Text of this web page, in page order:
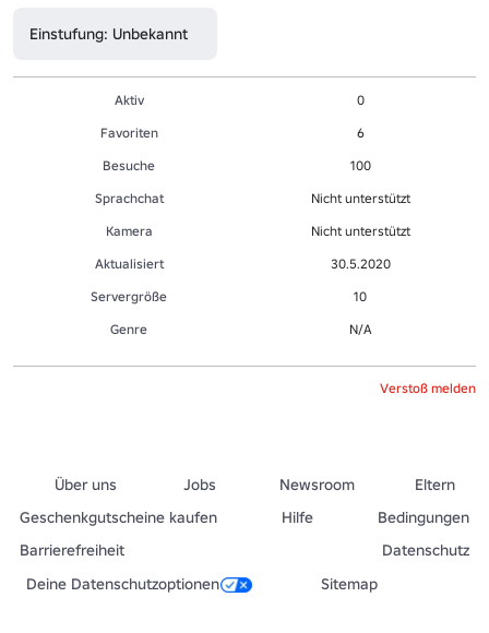
Einstufung: Unbekannt
Aktiv
0
Favoriten
6
Besuche
100
Sprachchat
Nicht unterstützt
Kamera
Nicht unterstützt
Aktualisiert
30.5.2020
Servergröße
10
Genre
N/A
Verstoß melden
Über uns Jobs Newsroom
Eltern
Geschenkgutscheine kaufen
Hilfe
Bedingungen
Barrierefreiheit
Datenschutz
Deine Datenschutzoptionen
Sitemap